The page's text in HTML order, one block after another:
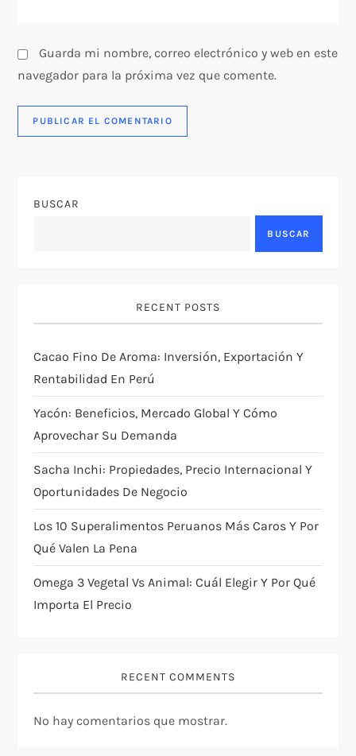
a
s
Guarda mi nombre, correo electrónico y web en este
navegador para la próxima vez que comente.
BUSCAR
BUSCAR
RECENT POSTS
Cacao Fino De Aroma: Inversión, Exportación Y
Rentabilidad En Perú
Yacón: Beneficios, Mercado Global Y Cómo
Aprovechar Su Demanda
Sacha Inchi: Propiedades, Precio Internacional Y
Oportunidades De Negocio
Los 10 Superalimentos Peruanos Más Caros Y Por
Qué Valen La Pena
Omega 3 Vegetal Vs Animal: Cuál Elegir Y Por Qué
Importa El Precio
RECENT COMMENTS
No hay comentarios que mostrar.